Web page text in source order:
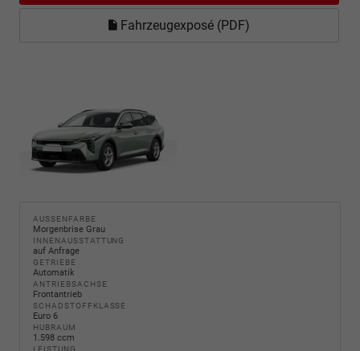
Fahrzeugexposé (PDF)
AUSSENFARBE
Morgenbrise Grau
INNENAUSSTATTUNG
auf Anfrage
GETRIEBE
Automatik
ANTRIEBSACHSE
Frontantrieb
SCHADSTOFFKLASSE
Euro 6
HUBRAUM
1.598 ccm
LEISTUNG